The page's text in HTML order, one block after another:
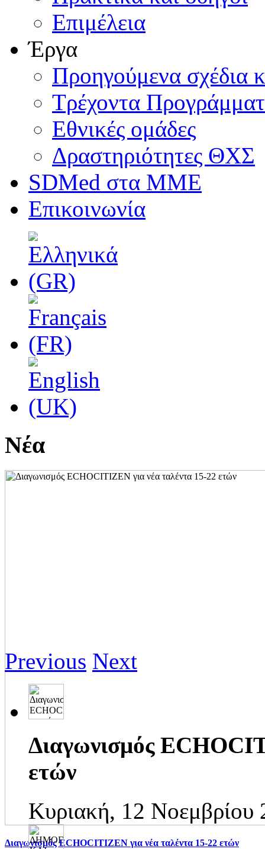
Επιμέλεια
Έργα
Προηγούμενα σχέδια
Τρέχοντα
Εθνικές ομάδες
Δραστηριότητες ΘΧΣ
SDMed στα ΜΜΕ
Επικοινωνία
Νέα
Διαγωνισμός ECHOCITIZEN για νέα ταλέντα 15-22 ετών
Previous Next
Διαγωνισμός
ετών
Κυριακή, 12 Νοεμβρίου